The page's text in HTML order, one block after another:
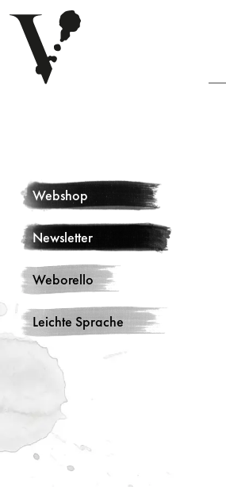
Webshop
Newsletter
Weborello
Leichte Sprache